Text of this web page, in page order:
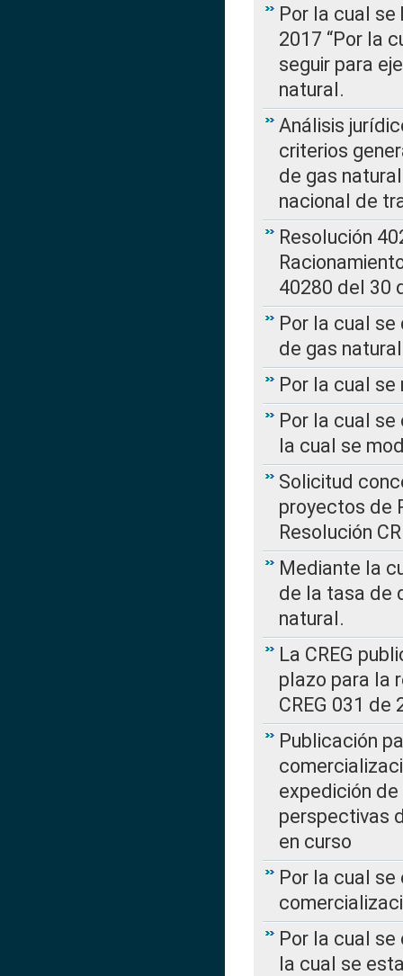
Por la cual se
2017 “Por la
seguir para
natural.
Análisis
criterios
de gas
nacional de
Resolución
40280 del 30
Por la cual
de gas natural
Por la cual se
Por la cual se
la cual se
Solicitud
proyectos de
Resolución
Mediante la
de la tasa de
natural.
La CREG
plazo para la
CREG 031 de
Publicación
expedición de
perspectivas
en curso
Por la cual
Por la cual se
la cual se